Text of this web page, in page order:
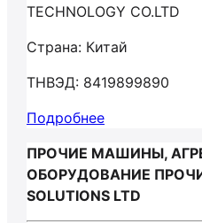
TECHNOLOGY CO.LTD
Страна: Китай
ТНВЭД: 8419899890
Подробнее
ПРОЧИЕ МАШИНЫ,
ОБОРУДОВАНИЕ
SOLUTIONS LTD